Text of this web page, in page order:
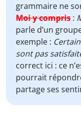
grammaire ne
Moi y compris :
parle d’un
exemple :
sont pas
correct ici : ce
pourrait
partage ses